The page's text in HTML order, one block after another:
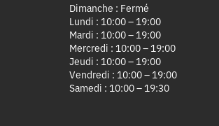
Dimanche : Fermé
Lundi : 10:00 – 19:00
Mardi : 10:00 – 19:00
Mercredi : 10:00 – 19:00
Jeudi : 10:00 – 19:00
Vendredi : 10:00 – 19:00
Samedi : 10:00 – 19:30